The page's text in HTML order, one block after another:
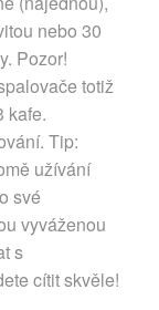
nebo 30
Pozor!
totiž
kafe.
Tip:
užívání
své
vyváženou
s
cítit skvěle!